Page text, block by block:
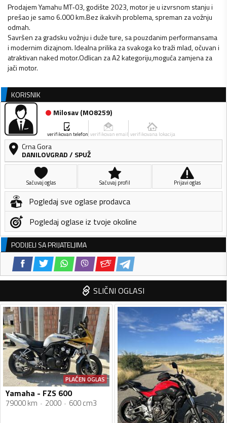
Prodajem Yamahu MT‑03, godište 2023, motor je u izvrsnom stanju i
prešao je samo 6.000 km.Bez ikakvih problema, spreman za vožnju
odmah.
Savršen za gradsku vožnju i duže ture, sa pouzdanim performansama
i modernim dizajnom. Idealna prilika za svakoga ko traži mlad, očuvan i
atraktivan naked motor.Odlican za A2 kategoriju,moguća zamjena za
jači motor.
KORISNIK
Milosav(MO8259)
verifikovan telefon verifikovan email verifikovana lokacija
Crna Gora
DANILOVGRAD/ SPUŽ
Sačuvaj oglas Sačuvaj profil Prijavi oglas
Pogledaj sve oglase prodavca
Pogledaj oglase iz tvoje okoline
PODIJELI SA PRIJATELJIMA
SLIČNI OGLASI
PLAĆEN OGLAS
Yamaha - FZS 600
79000 km 2000 600 cm3